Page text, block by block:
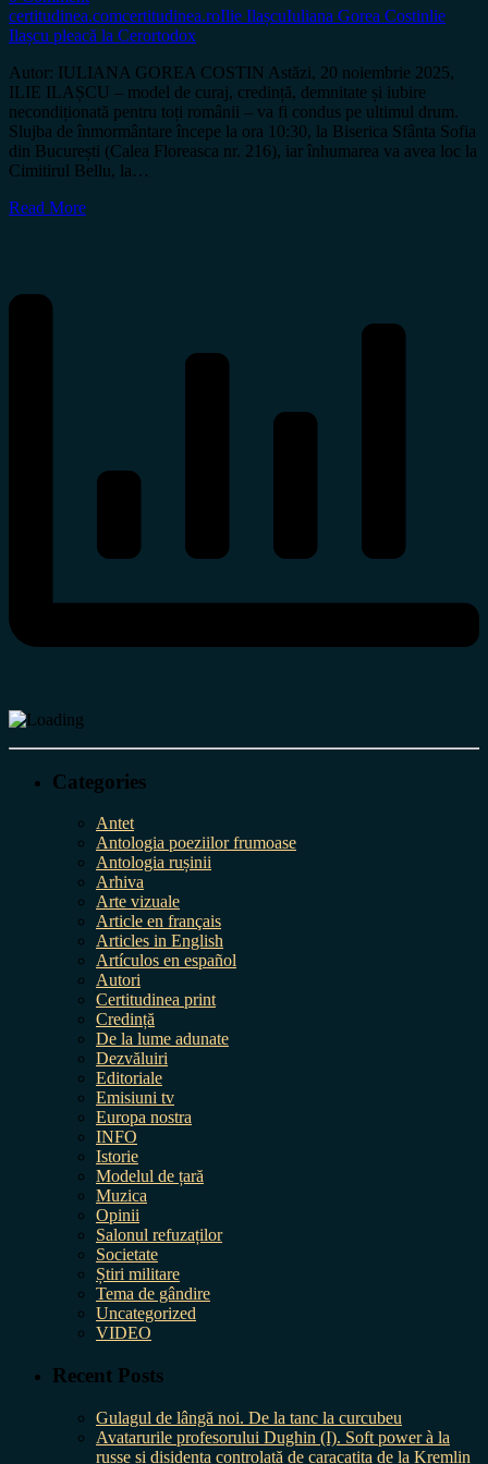
certitudinea.comcertitudinea.roIlie IlașcuIuliana Gorea Costinlie
Ilașcu pleacă la Cerortodox
Autor: IULIANA GOREA COSTIN Astăzi, 20 noiembrie 2025,
ILIE ILAȘCU – model de curaj, credință, demnitate și iubire
necondiționată pentru toți românii – va fi condus pe ultimul drum.
Slujba de înmormântare începe la ora 10:30, la Biserica Sfânta Sofia
din București (Calea Floreasca nr. 216), iar înhumarea va avea loc la
Cimitirul Bellu, la…
Read More
Categories
Antet
Antologia poeziilor frumoase
Antologia rușinii
Arhiva
Arte vizuale
Article en français
Articles in English
Artículos en español
Autori
Certitudinea print
Credință
De la lume adunate
Dezvăluiri
Editoriale
Emisiuni tv
Europa nostra
INFO
Istorie
Modelul de țară
Muzica
Opinii
Salonul refuzaților
Societate
Știri militare
Tema de gândire
Uncategorized
VIDEO
Recent Posts
Gulagul de lângă noi. De la tanc la curcubeu
Avatarurile profesorului Dughin (I). Soft power à la
russe și disidența controlată de caracatița de la Kremlin